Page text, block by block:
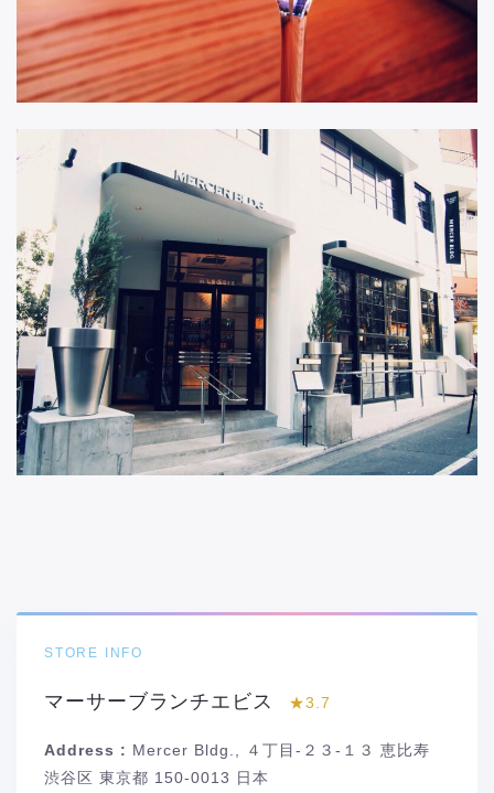
STORE INFO
マーサーブランチエビス ★3.7
Address : Mercer Bldg., ４丁目-２３-１３ 恵比寿
渋谷区 東京都 150-0013 日本